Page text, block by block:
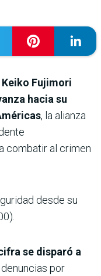
Keiko Fujimori
hacia su
, la alianza
combatir al crimen
desde su
se disparó a
por